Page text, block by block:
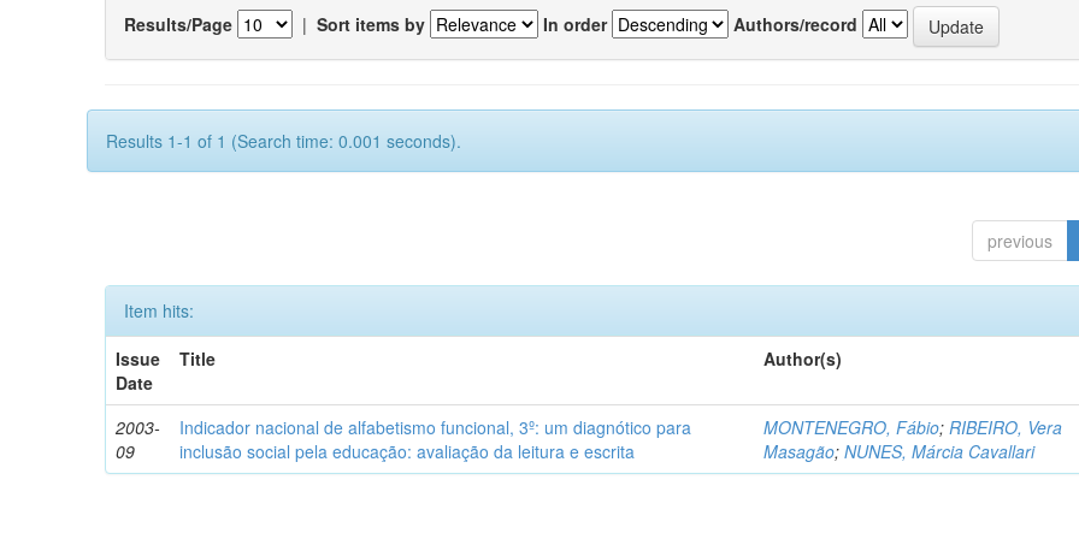
Results/Page | Sort items by In order Authors/record
Results 1-1 of 1 (Search time: 0.001 seconds).
previous
Item hits:
Issue
Date
Title Author(s)
2003-
09
Indicador nacional de alfabetismo funcional, 3º: um diagnótico para
inclusão social pela educação: avaliação da leitura e escrita
MONTENEGRO, Fábio; RIBEIRO, Vera
Masagão; NUNES, Márcia Cavallari